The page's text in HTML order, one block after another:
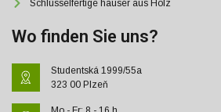
Schlüsselfertige häuser aus Holz
Wo finden Sie uns?
Studentská 1999/55a
323 00 Plzeň